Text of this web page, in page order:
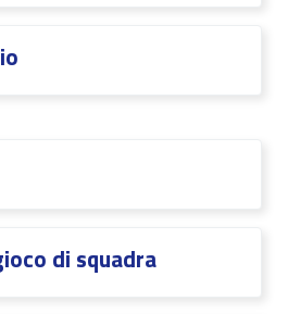
di squadra